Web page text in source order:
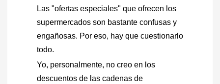
Las "ofertas especiales" que ofrecen los
supermercados son bastante confusas y
engañosas. Por eso, hay que cuestionarlo
todo.
Yo, personalmente, no creo en los
descuentos de las cadenas de